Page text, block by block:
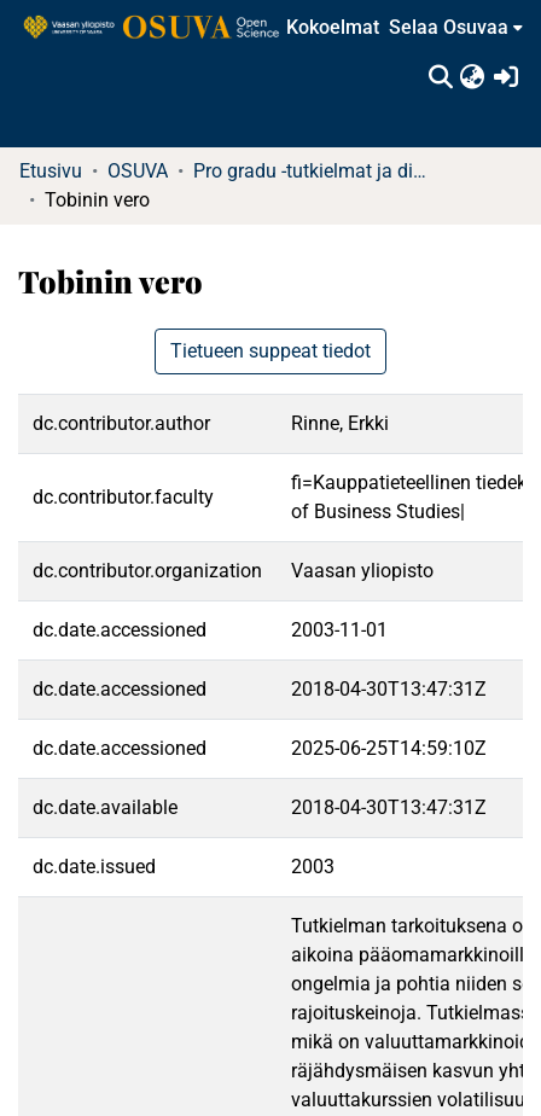
Kokoelmat Selaa Osuvaa
Etusivu OSUVA
Pro gradu -tutkielmat ja diplomityöt
Tobinin vero
Tobinin vero
Tietueen suppeat tiedot
dc.contributor.author Rinne, Erkki
dc.contributor.faculty
fi=Kauppatieteellinen
of Business Studies|
dc.contributor.organization Vaasan yliopisto
dc.date.accessioned 2003-11-01
dc.date.accessioned 2018-04-30T13:47:31Z
dc.date.accessioned 2025-06-25T14:59:10Z
dc.date.available 2018-04-30T13:47:31Z
dc.date.issued 2003
Tutkielman tarkoituksena on
aikoina pääomamarkkinoilla
ongelmia ja pohtia niiden
rajoituskeinoja.
mikä on
räjähdysmäisen kasvun
valuuttakurssien